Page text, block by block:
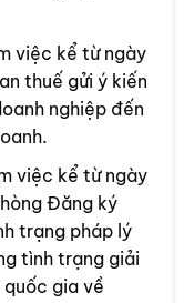
việc kể từ ngày
thuế gửi ý kiến
nghiệp đến
việc kể từ ngày
Đăng ký
trạng pháp lý
tình trạng giải
quốc gia về